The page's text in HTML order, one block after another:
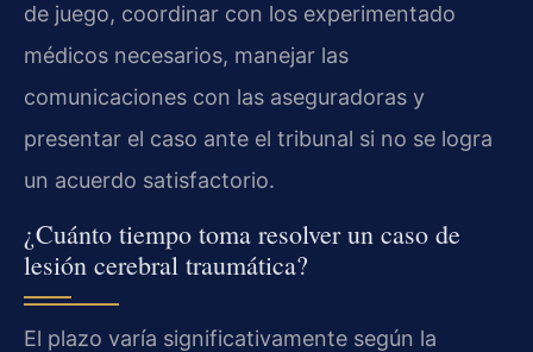
de juego, coordinar con los experimentado
médicos necesarios, manejar las
comunicaciones con las aseguradoras y
presentar el caso ante el tribunal si no se logra
un acuerdo satisfactorio.
¿Cuánto tiempo toma resolver un caso de
lesión cerebral traumática?
El plazo varía significativamente según la